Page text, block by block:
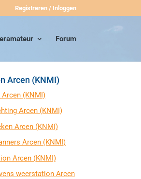
Registreren / Inloggen
Forum
Arcen (KNMI)
(KNMI)
Arcen (KNMI)
Arcen (KNMI)
Arcen (KNMI)
Arcen (KNMI)
weerstation Arcen